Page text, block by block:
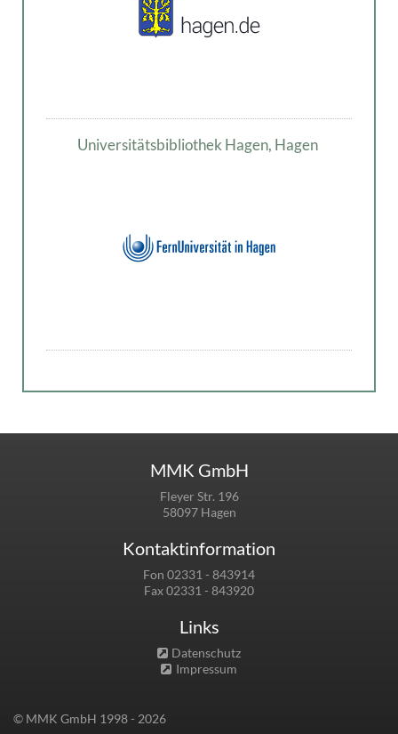
Universitätsbibliothek Hagen, Hagen
MMK GmbH
Fleyer Str. 196
58097 Hagen
Kontaktinformation
Fon 02331 - 843914
Fax 02331 - 843920
Links
Datenschutz
Impressum
© MMK GmbH 1998 - 2026